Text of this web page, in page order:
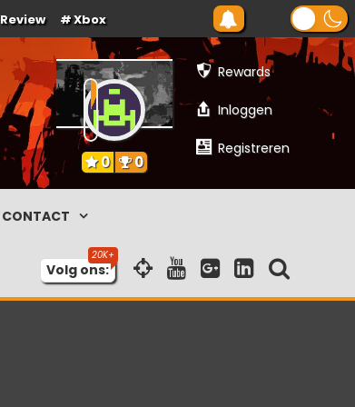
Review Xbox
Rewards
Inloggen
Registreren
0 0
CONTACT
Volg ons: